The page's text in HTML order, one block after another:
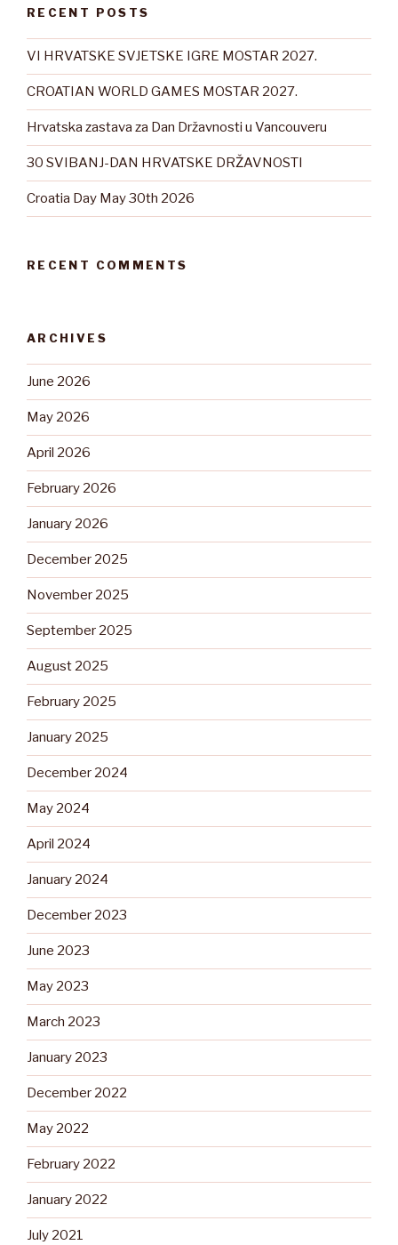
RECENT POSTS
VI HRVATSKE SVJETSKE IGRE MOSTAR 2027.
CROATIAN WORLD GAMES MOSTAR 2027.
Hrvatska zastava za Dan Državnosti u Vancouveru
30 SVIBANJ-DAN HRVATSKE DRŽAVNOSTI
Croatia Day May 30th 2026
RECENT COMMENTS
ARCHIVES
June 2026
May 2026
April 2026
February 2026
January 2026
December 2025
November 2025
September 2025
August 2025
February 2025
January 2025
December 2024
May 2024
April 2024
January 2024
December 2023
June 2023
May 2023
March 2023
January 2023
December 2022
May 2022
February 2022
January 2022
July 2021